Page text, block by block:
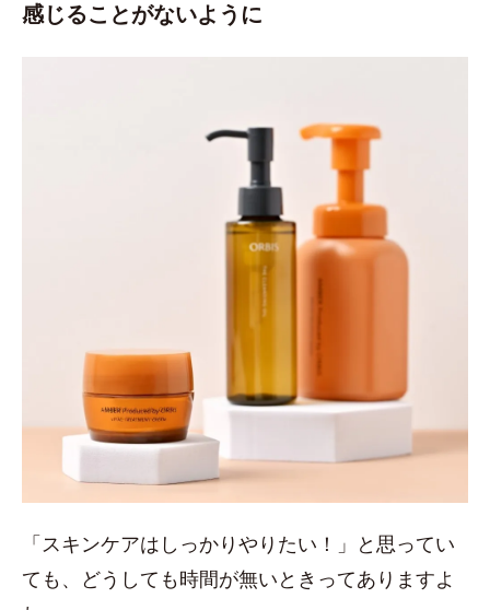
感じることがないように
「スキンケアはしっかりやりたい！」と思ってい
ても、どうしても時間が無いときってありますよ